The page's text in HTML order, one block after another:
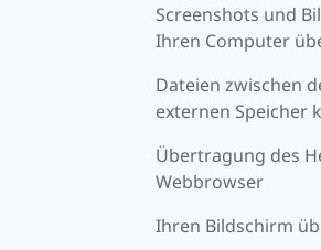
Screenshots und
Ihren Computer
Dateien zwischen
externen Speicher
Übertragung des
Webbrowser
Ihren Bildschirm